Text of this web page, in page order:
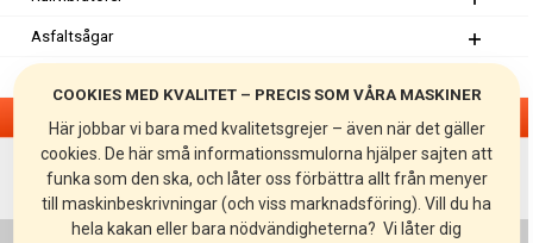
COOKIES MED KVALITET – PRECIS SOM VÅRA MASKINER
Här jobbar vi bara med kvalitetsgrejer – även när det gäller
cookies. De här små informationssmulorna hjälper sajten att
funka som den ska, och låter oss förbättra allt från menyer
till maskinbeskrivningar (och viss marknadsföring). Vill du ha
hela kakan eller bara nödvändigheterna? Vi låter dig
Asfaltsågar
Läggningsredskap
AH-2400
AH-3700